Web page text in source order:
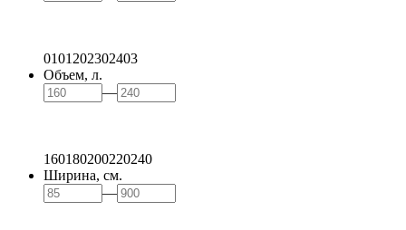
0101 202302403
Объем, л.
—
160180200220240
Ширина, см.
—